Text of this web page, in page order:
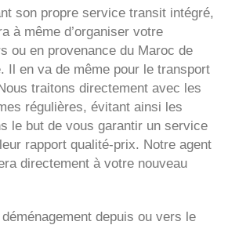
son propre service transit intégré,
à même d’organiser votre
ou en provenance du Maroc de
Il en va de même pour le transport
traitons directement avec les
régulières, évitant ainsi les
le but de vous garantir un service
rapport qualité-prix. Notre agent
directement à votre nouveau
depuis ou vers le